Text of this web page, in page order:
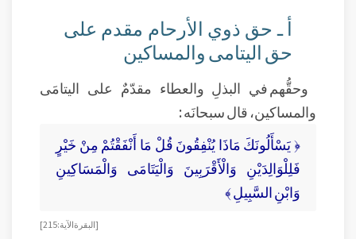
أ ـ حق ذوي الأرحام مقدم على
حق اليتامى والمساكين
وحقُّهم في البذلِ والعطاء مقدّمٌ على اليتامَى
والمساكين، قال سبحانَه :
﴿ يَسْأَلُونَكَ مَاذَا يُنْفِقُونَ قُلْ مَا أَنْفَقْتُمْ مِنْ خَيْرٍ
فَلِلْوَالِدَيْنِ وَالْأَقْرَبِينَ وَالْيَتَامَى وَالْمَسَاكِينِ
وَابْنِ السَّبِيلِ ﴾
[البقرة الآية: 215]